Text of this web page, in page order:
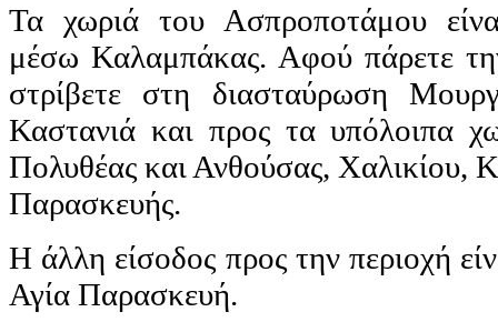
Τα χωριά του Ασπροποτάμου
μέσω Καλαμπάκας. Αφού πάρετε
στρίβετε στη διασταύρωση
Καστανιά και προς τα υπόλοιπα
Πολυθέας και Ανθούσας, Χαλικίου,
Παρασκευής.
Η άλλη είσοδος προς την περιοχή
Αγία Παρασκευή.